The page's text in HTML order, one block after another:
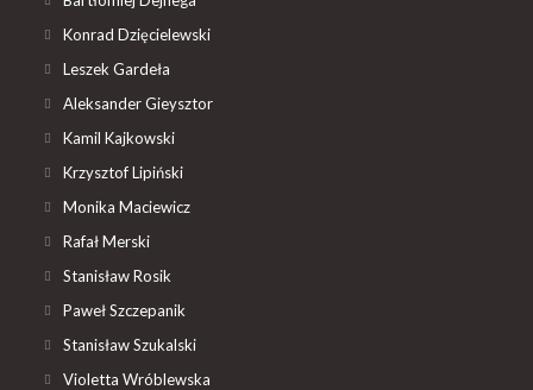
Konrad Dzięcielewski
Leszek Gardeła
Aleksander Gieysztor
Kamil Kajkowski
Krzysztof Lipiński
Monika Maciewicz
Rafał Merski
Stanisław Rosik
Paweł Szczepanik
Stanisław Szukalski
Violetta Wróblewska